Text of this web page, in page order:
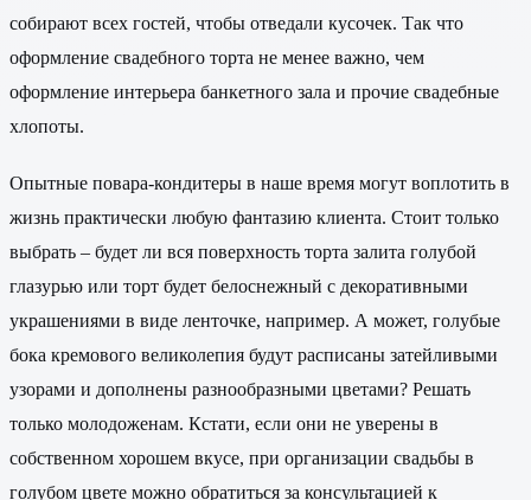
собирают всех гостей, чтобы отведали кусочек. Так что
оформление свадебного торта не менее важно, чем
оформление интерьера банкетного зала и прочие свадебные
хлопоты.
Опытные повара-кондитеры в наше время могут воплотить в
жизнь практически любую фантазию клиента. Стоит только
выбрать – будет ли вся поверхность торта залита голубой
глазурью или торт будет белоснежный с декоративными
украшениями в виде ленточке, например. А может, голубые
бока кремового великолепия будут расписаны затейливыми
узорами и дополнены разнообразными цветами? Решать
только молодоженам. Кстати, если они не уверены в
собственном хорошем вкусе, при организации свадьбы в
голубом цвете можно обратиться за консультацией к